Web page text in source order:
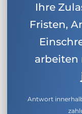
Ihre
Fristen,
arbeiten
Antwort innerhalb